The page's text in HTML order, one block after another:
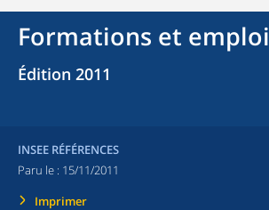
Formations et emploi
Édition 2011
INSEE RÉFÉRENCES
Paru le : 15/11/2011
Imprimer